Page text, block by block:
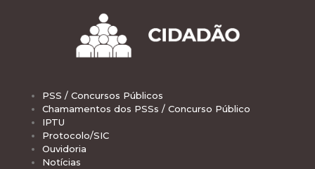
PSS / Concursos Públicos
Chamamentos dos PSSs / Concurso Público
IPTU
Protocolo/SIC
Ouvidoria
Notícias